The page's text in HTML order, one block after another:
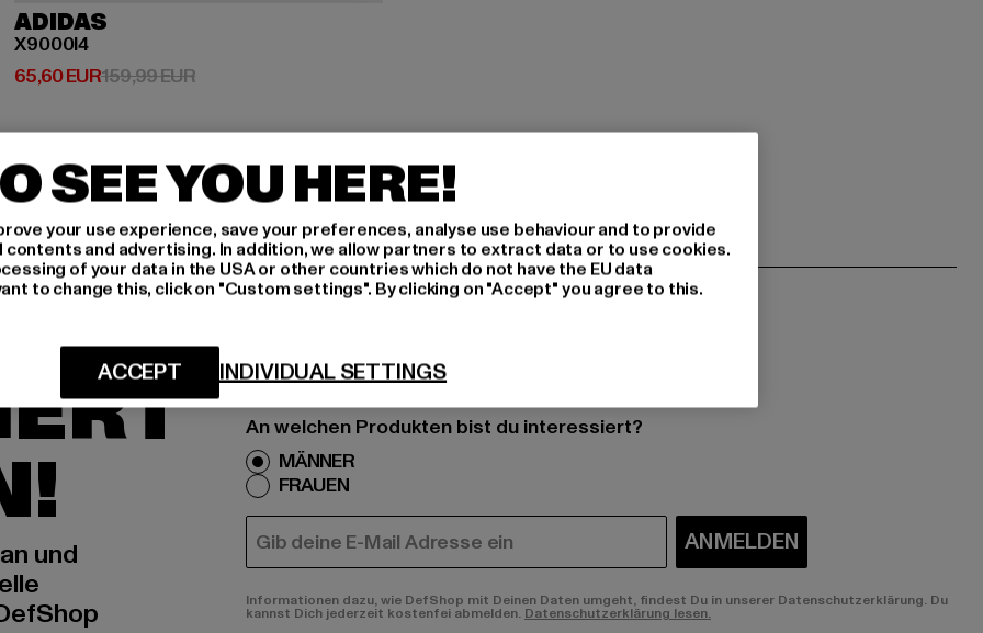
ADIDAS
X9000l4
65,60 EUR
Derzeitiger Preis: 65,60 EUR
159,99 EURAktionspreis: 159,99 EUR
AN,
und
An welchen Produkten bist du interessiert?
MÄNNER
FRAUEN
E-MAIL ANMELDEN
Informationen dazu, wie DefShop mit Deinen Daten umgeht, findest Du in unserer Datenschutzerklärung. Du
kannst Dich jederzeit kostenfei abmelden. Datenschutzerklärung lesen.
SEE YOU HERE!
your use experience, save your preferences, analyse use behaviour and to provide
and advertising. In addition, we allow partners to extract data or to use cookies.
of your data in the USA or other countries which do not have the EU data
to change this, click on "Custom settings". By clicking on "Accept" you agree to this.
INDIVIDUAL SETTINGS
ACCEPT